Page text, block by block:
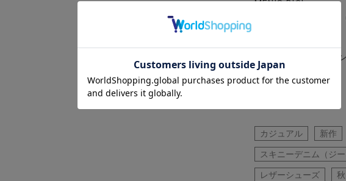
MEN’S BIGI
【MESSYWEEKEND
着用カラー ブラウ
用サイズ FREE
カジュアル 新作
スキニーデニム（ジー
レザーシューズ